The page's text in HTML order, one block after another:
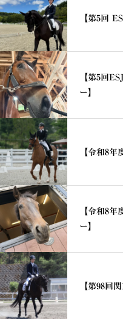
【第5回
【第5回
ー】
【令和8年
【令和8年
ー】
【第98回